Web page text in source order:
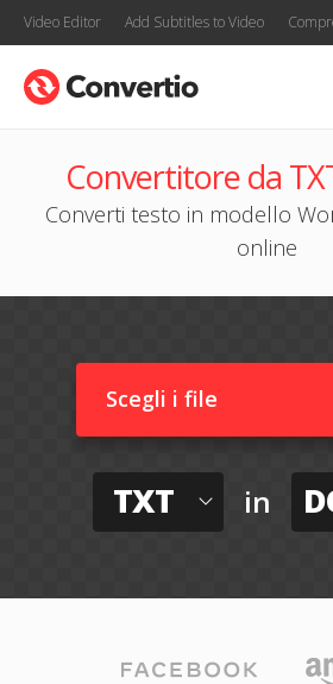
Video Editor Add Subtitles to Video
Convertitore da
Converti testo in modello
online
Scegli i file
TXT in